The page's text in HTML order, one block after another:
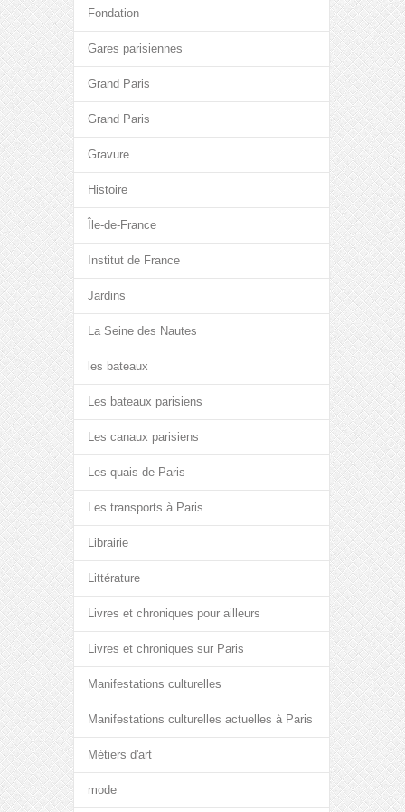
Fondation
Gares parisiennes
Grand Paris
Grand Paris
Gravure
Histoire
Île-de-France
Institut de France
Jardins
La Seine des Nautes
les bateaux
Les bateaux parisiens
Les canaux parisiens
Les quais de Paris
Les transports à Paris
Librairie
Littérature
Livres et chroniques pour ailleurs
Livres et chroniques sur Paris
Manifestations culturelles
Manifestations culturelles actuelles à Paris
Métiers d'art
mode